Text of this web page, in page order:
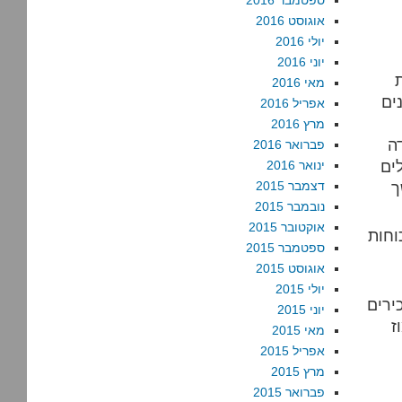
אוגוסט 2016
יולי 2016
יוני 2016
מאי 2016
אפריל 2016
מרץ 2016
פברואר 2016
ינואר 2016
דצמבר 2015
נובמבר 2015
אוקטובר 2015
ספטמבר 2015
אוגוסט 2015
יולי 2015
יוני 2015
מאי 2015
אפריל 2015
מרץ 2015
פברואר 2015